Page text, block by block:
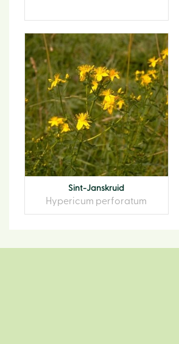
Sint-Janskruid
Hypericum perforatum